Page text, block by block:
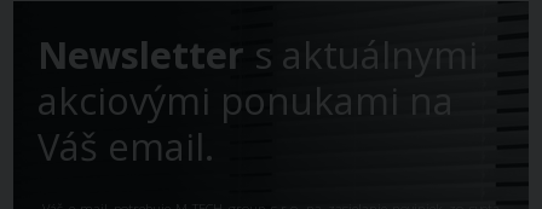
Newsletter s aktuálnymi
akciovými ponukami na
Váš email.